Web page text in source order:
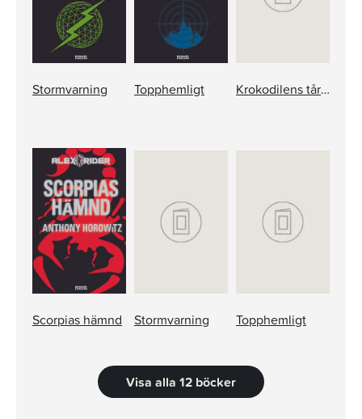
Stormvarning Topphemligt Krokodilens tårar
Scorpias hämnd Stormvarning Topphemligt
Visa alla 12 böcker